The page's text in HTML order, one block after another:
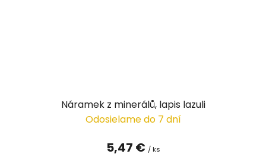
Náramek z minerálů, lapis lazuli
Odosielame do 7 dní
5,47 € / ks